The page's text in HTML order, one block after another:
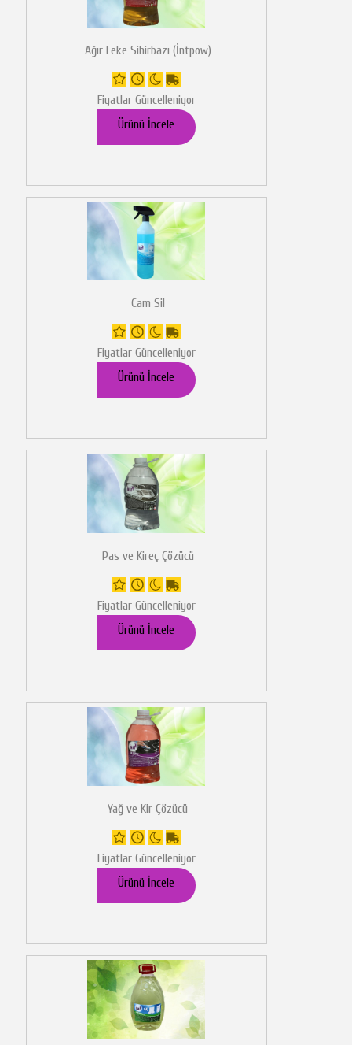
Ağır Leke Sihirbazı (İntpow)
Fiyatlar Güncelleniyor
Ürünü İncele
Cam Sil
Fiyatlar Güncelleniyor
Ürünü İncele
Pas ve Kireç Çözücü
Fiyatlar Güncelleniyor
Ürünü İncele
Yağ ve Kir Çözücü
Fiyatlar Güncelleniyor
Ürünü İncele